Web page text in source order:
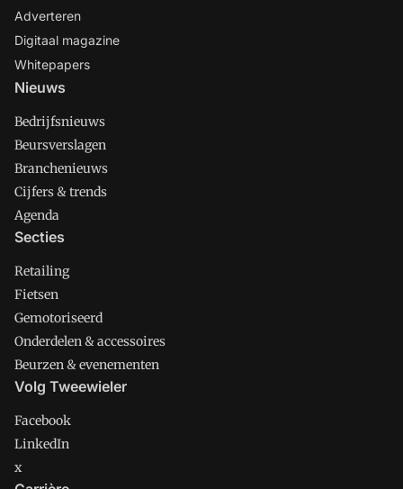
Adverteren
Digitaal magazine
Whitepapers
Nieuws
Bedrijfsnieuws
Beursverslagen
Branchenieuws
Cijfers & trends
Agenda
Secties
Retailing
Fietsen
Gemotoriseerd
Onderdelen & accessoires
Beurzen & evenementen
Volg Tweewieler
Facebook
LinkedIn
x